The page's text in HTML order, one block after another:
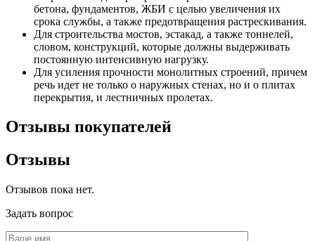
бетона, фундаментов, ЖБИ с целью увеличения их
срока службы, а также предотвращения растрескивания.
Для строительства мостов, эстакад, а также тоннелей,
словом, конструкций, которые должны выдерживать
постоянную интенсивную нагрузку.
Для усиления прочности монолитных строений, причем
речь идет не только о наружных стенах, но и о плитах
перекрытия, и лестничных пролетах.
Отзывы покупателей
Отзывы
Отзывов пока нет.
Задать вопрос